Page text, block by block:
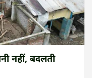
नहीं, बदलती